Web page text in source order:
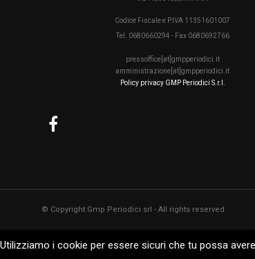
Codice Fiscale e P.IVA 11351601007
Tel. 0680660294 - Fax 0680692766
pressoffice[at]gmpperiodici.it
amministrazione[at]gmpperiodici.it
Policy privacy GMP Periodici S.r.l.
© Copyright Gmp Periodici srl - All rights reserved
Utilizziamo i cookie per essere sicuri che tu possa